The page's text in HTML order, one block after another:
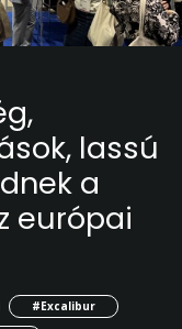
lassú
a
európai
#Excalibur